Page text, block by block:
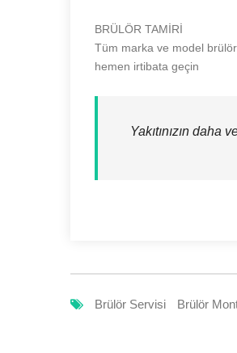
BRÜLÖR TAMİRİ
Tüm marka ve model
hemen irtibata geçin
Yakıtınızın daha
Brülör Servisi Brülör